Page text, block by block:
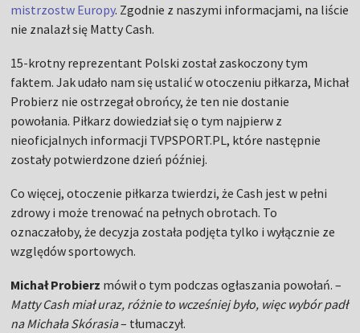
mistrzostw Europy. Zgodnie z naszymi informacjami, na liście
nie znalazł się Matty Cash.
15-krotny reprezentant Polski został zaskoczony tym
faktem. Jak udało nam się ustalić w otoczeniu piłkarza, Michał
Probierz nie ostrzegał obrońcy, że ten nie dostanie
powołania. Piłkarz dowiedział się o tym najpierw z
nieoficjalnych informacji TVPSPORT.PL, które następnie
zostały potwierdzone dzień później.
Co więcej, otoczenie piłkarza twierdzi, że Cash jest w pełni
zdrowy i może trenować na pełnych obrotach. To
oznaczałoby, że decyzja została podjęta tylko i wyłącznie ze
względów sportowych.
Michał Probierz mówił o tym podczas ogłaszania powołań. –
Matty Cash miał uraz, różnie to wcześniej było, więc wybór padł
na Michała Skórasia– tłumaczył.